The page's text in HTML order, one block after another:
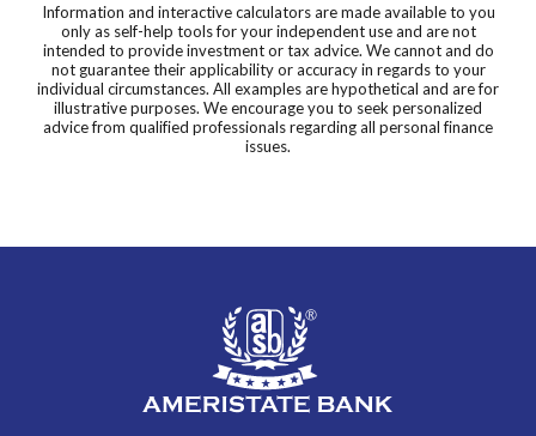
Information and interactive calculators are made available to you
only as self-help tools for your independent use and are not
intended to provide investment or tax advice. We cannot and do
not guarantee their applicability or accuracy in regards to your
individual circumstances. All examples are hypothetical and are for
illustrative purposes. We encourage you to seek personalized
advice from qualified professionals regarding all personal finance
issues.
AmeriState Bank